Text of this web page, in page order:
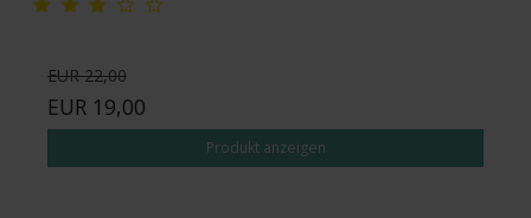
EUR 22,00
EUR 19,00
Produkt anzeigen